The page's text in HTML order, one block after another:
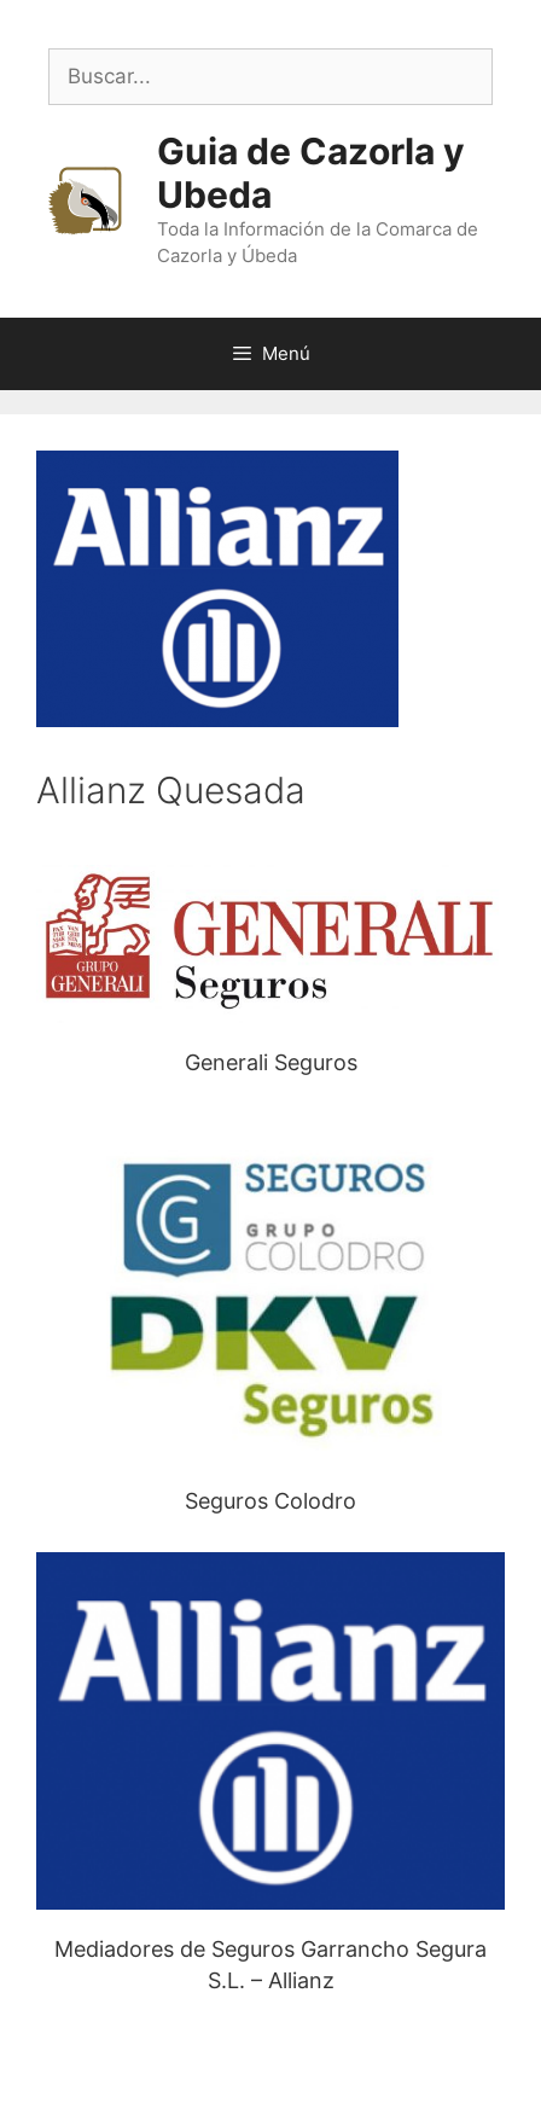
contenido
Buscar:
Guia de Cazorla y
Ubeda
Toda la Información de la Comarca de
Cazorla y Úbeda
Menú
Allianz Quesada
Generali Seguros
Seguros Colodro
Mediadores de Seguros Garrancho Segura
S.L. – Allianz